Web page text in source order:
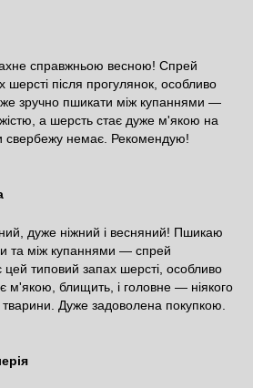
справжньою весною! Спрей
шерсті після прогулянок, особливо
зручно пшикати між купаннями —
а шерсть стає дуже м'якою на
свербежу немає. Рекомендую!
дуже ніжний і весняний! Пшикаю
та між купаннями — спрей
типовий запах шерсті, особливо
м'якою, блищить, і головне — ніякого
тварини. Дуже задоволена покупкою.